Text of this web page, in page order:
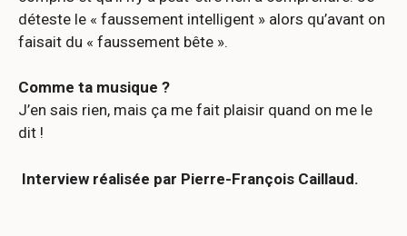
déteste le « faussement intelligent » alors qu’avant on
faisait du « faussement bête ».
Comme ta musique ?
J’en sais rien, mais ça me fait plaisir quand on me le
dit !
Interview réalisée par Pierre-François Caillaud.